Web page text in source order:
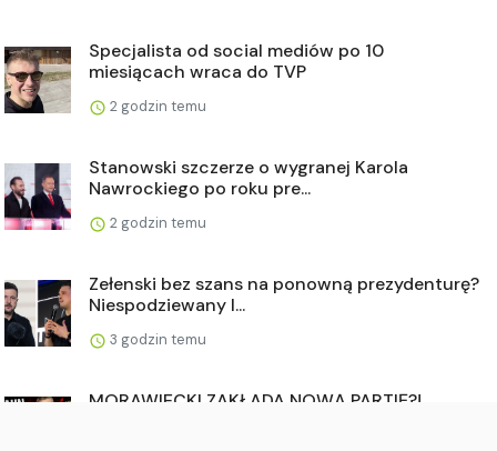
Specjalista od social mediów po 10
miesiącach wraca do TVP
2 godzin temu
Stanowski szczerze o wygranej Karola
Nawrockiego po roku pre...
2 godzin temu
Zełenski bez szans na ponowną prezydenturę?
Niespodziewany l...
3 godzin temu
MORAWIECKI ZAKŁADA NOWĄ PARTIĘ?!